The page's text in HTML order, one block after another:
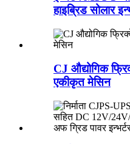
हाइब्रिड सोलार
CJ औद्योगिक
एकीकृत मेसिन